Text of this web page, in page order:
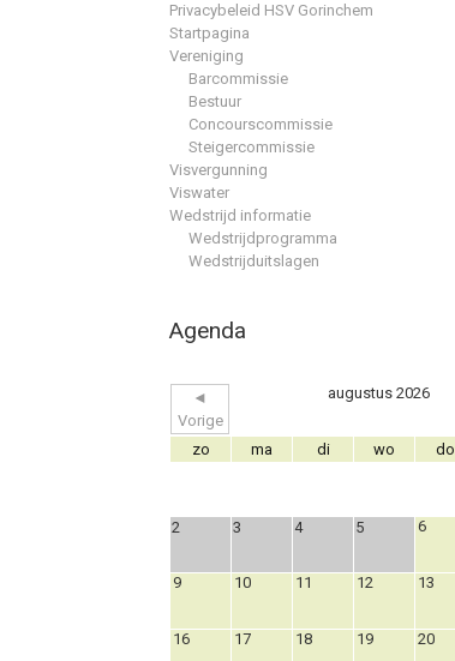
Privacybeleid HSV Gorinchem
Startpagina
Vereniging
Barcommissie
Bestuur
Concourscommissie
Steigercommissie
Visvergunning
Viswater
Wedstrijd informatie
Wedstrijdprogramma
Wedstrijduitslagen
Agenda
◄
Vorige
augustus 2026
zo
ma di wo do
2 3 4 5 6
9 10 11 12 13
16 17 18 19 20